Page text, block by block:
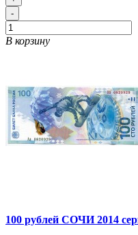
-
В корзину
100 рублей СОЧИ 2014